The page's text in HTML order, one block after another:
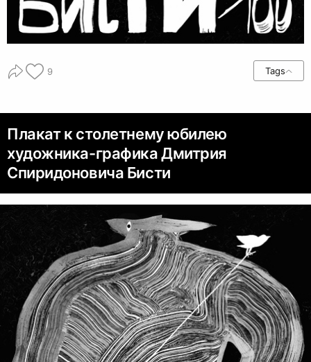
9 Tags
Плакат к столетнему юбилею
художника-графика Дмитрия
Спиридоновича Бисти